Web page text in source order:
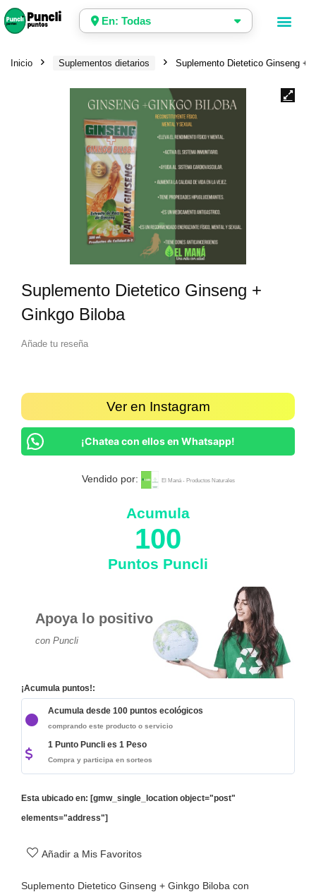
En: Todas
Inicio Suplementos dietarios Suplemento Dietetico Ginseng +
Suplemento Dietetico Ginseng +
Ginkgo Biloba
Añade tu reseña
Ver en Instagram
¡Chatea con ellos en Whatsapp!
Vendido por: El Maná - Productos Naturales
Acumula
100
Puntos Puncli
Apoya lo positivo
con Puncli
¡Acumula puntos!:
Acumula desde 100 puntos ecológicos
comprando este producto o servicio
1 Punto Puncli es 1 Peso
Compra y participa en sorteos
Esta ubicado en: [gmw_single_location object="post"
elements="address"]
Añadir a Mis Favoritos
Suplemento Dietetico Ginseng + Ginkgo Biloba con